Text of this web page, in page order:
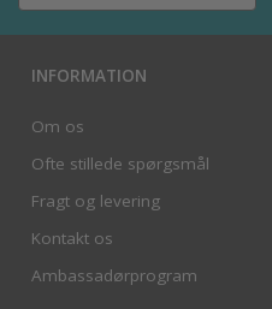
INFORMATION
Om os
Ofte stillede spørgsmål
Fragt og levering
Kontakt os
Ambassadørprogram